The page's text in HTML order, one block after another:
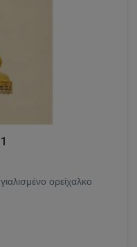
ορείχαλκο